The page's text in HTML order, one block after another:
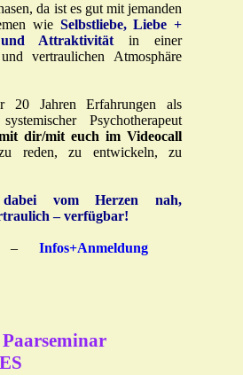
da ist es gut mit jemanden
wie Selbstliebe, Liebe +
Attraktivität in einer
vertraulichen Atmosphäre
20 Jahren Erfahrungen als
Psychotherapeut
dir/mit euch im Videocall
reden, zu entwickeln, zu
vom Herzen nah,
– verfügbar!
–
Infos+Anmeldung